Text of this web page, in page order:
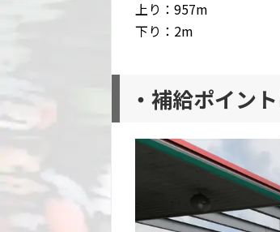
上り：957m
下り：2m
・補給ポイン